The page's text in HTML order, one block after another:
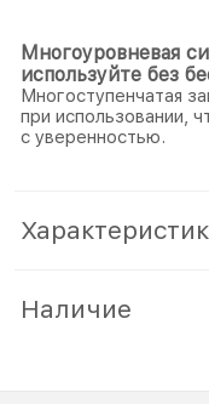
Многоуровневая
используйте без
Многоступенчатая
при использовании,
с уверенностью.
Наличие